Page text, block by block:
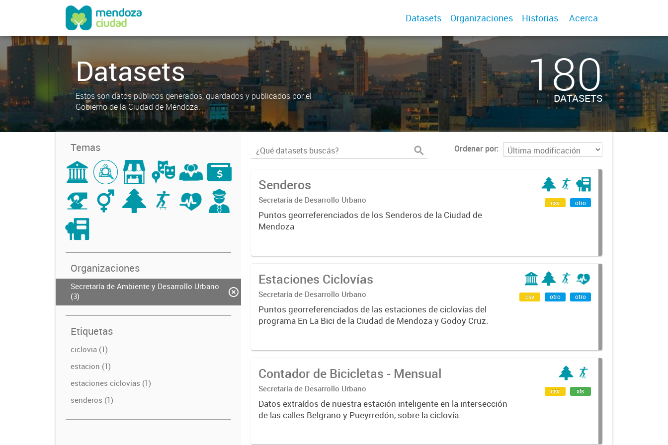
Datasets Organizaciones Historias Acerca
Datasets
Estos son datos públicos generados, guardados y publicados por el
Gobierno de la Ciudad de Mendoza.
180
DATASETS
Temas
Organizaciones
Secretaría de Ambiente y Desarrollo Urbano
(3)
Etiquetas
ciclovia (1)
estacion (1)
estaciones ciclovias (1)
senderos (1)
Ordenar por
Senderos
Secretaría de Desarrollo Urbano
Puntos georreferenciados de los Senderos de la Ciudad de
Mendoza
csv otro
Estaciones Ciclovías
Secretaría de Desarrollo Urbano
Puntos georreferenciados de las estaciones de ciclovías del
programa En La Bici de la Ciudad de Mendoza y Godoy Cruz.
csv otro otro
Contador de Bicicletas - Mensual
Secretaría de Desarrollo Urbano
Datos extraídos de nuestra estación inteligente en la intersección
de las calles Belgrano y Pueyrredón, sobre la ciclovía.
csv xls